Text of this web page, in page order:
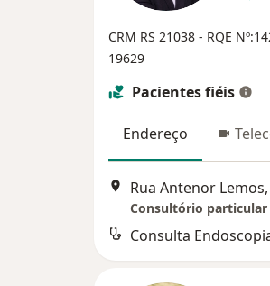
CRM RS 21038 - RQE
19629
Pacientes fiéis
Endereço
Consultório particular
Consulta